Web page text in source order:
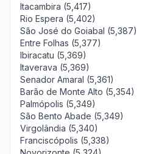
Itacambira (5,417)
Rio Espera (5,402)
São José do Goiabal (5,387)
Entre Folhas (5,377)
Ibiracatu (5,369)
Itaverava (5,369)
Senador Amaral (5,361)
Barão de Monte Alto (5,354)
Palmópolis (5,349)
São Bento Abade (5,349)
Virgolândia (5,340)
Franciscópolis (5,338)